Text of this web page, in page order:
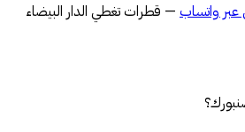
واتساب — قطرات تغطي الدار البيضاء